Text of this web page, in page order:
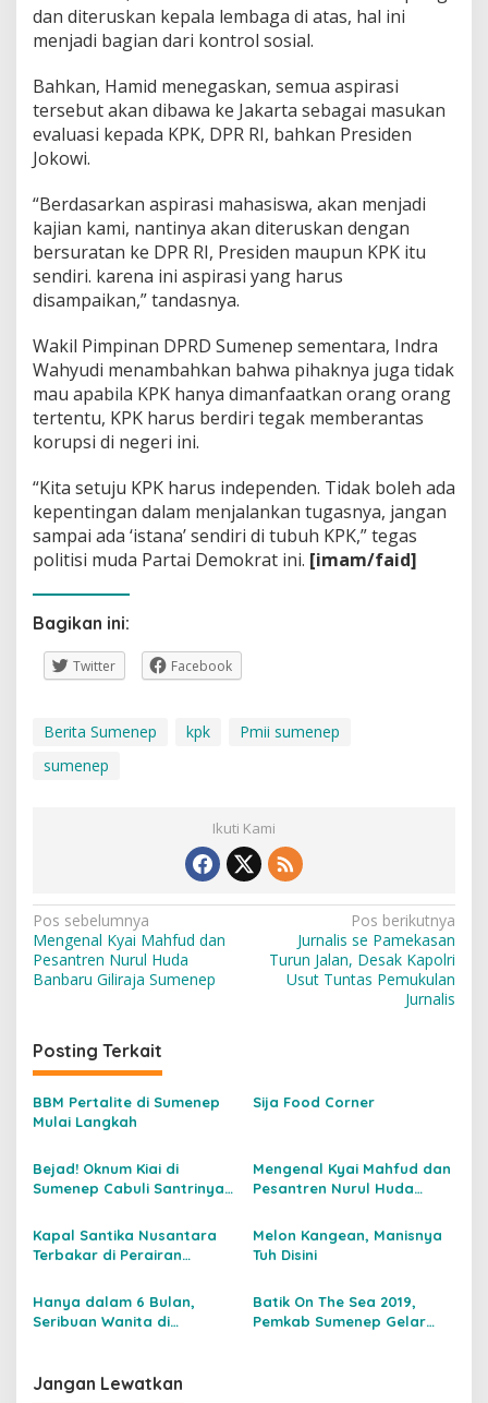
dan diteruskan kepala lembaga di atas, hal ini
menjadi bagian dari kontrol sosial.
Bahkan, Hamid menegaskan, semua aspirasi
tersebut akan dibawa ke Jakarta sebagai masukan
evaluasi kepada KPK, DPR RI, bahkan Presiden
Jokowi.
“Berdasarkan aspirasi mahasiswa, akan menjadi
kajian kami, nantinya akan diteruskan dengan
bersuratan ke DPR RI, Presiden maupun KPK itu
sendiri. karena ini aspirasi yang harus
disampaikan,” tandasnya.
Wakil Pimpinan DPRD Sumenep sementara, Indra
Wahyudi menambahkan bahwa pihaknya juga tidak
mau apabila KPK hanya dimanfaatkan orang orang
tertentu, KPK harus berdiri tegak memberantas
korupsi di negeri ini.
“Kita setuju KPK harus independen. Tidak boleh ada
kepentingan dalam menjalankan tugasnya, jangan
sampai ada ‘istana’ sendiri di tubuh KPK,” tegas
politisi muda Partai Demokrat ini. [imam/faid]
Bagikan ini:
Twitter Facebook
Berita Sumenep kpk
Pmii sumenep
sumenep
Ikuti Kami
Navigasi
pos
Pos sebelumnya
Mengenal Kyai Mahfud dan
Pesantren Nurul Huda
Banbaru Giliraja Sumenep
Pos berikutnya
Jurnalis se Pamekasan
Turun Jalan, Desak Kapolri
Usut Tuntas Pemukulan
Jurnalis
Posting Terkait
BBM Pertalite di Sumenep
Mulai Langkah
Sija Food Corner
Bejad! Oknum Kiai di
Sumenep Cabuli Santrinya
Mengenal Kyai Mahfud dan
Pesantren Nurul Huda
Kapal Santika Nusantara
Terbakar di Perairan
Proses Evakuasi Masih
Berlangsung
Melon Kangean, Manisnya
Tuh Disini
Hanya dalam 6 Bulan,
Seribuan Wanita di
Batik On The Sea 2019,
Pemkab Sumenep Gelar
Jangan Lewatkan